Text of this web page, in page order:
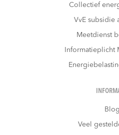
Collectief
VvE subsidie
Meetdienst
Informatieplicht
Blog
Veel